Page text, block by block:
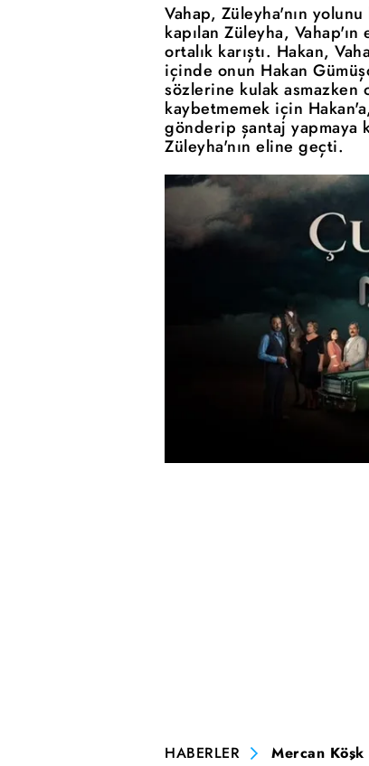
Vahap, Züleyha'nın
kapılan Züleyha,
ortalık karıştı. Hakan,
içinde onun Hakan
sözlerine kulak
kaybetmemek için
gönderip şantaj yapmaya
Züleyha'nın eline geçti.
HABERLER Mercan